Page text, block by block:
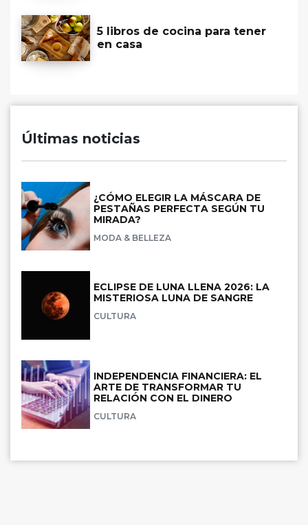
5 libros de cocina para tener
en casa
Últimas noticias
¿CÓMO ELEGIR LA MÁSCARA DE
PESTAÑAS PERFECTA SEGÚN TU
MIRADA?
MODA & BELLEZA
ECLIPSE DE LUNA LLENA 2026: LA
MISTERIOSA LUNA DE SANGRE
CULTURA
INDEPENDENCIA FINANCIERA: EL
ARTE DE TRANSFORMAR TU
RELACIÓN CON EL DINERO
CULTURA